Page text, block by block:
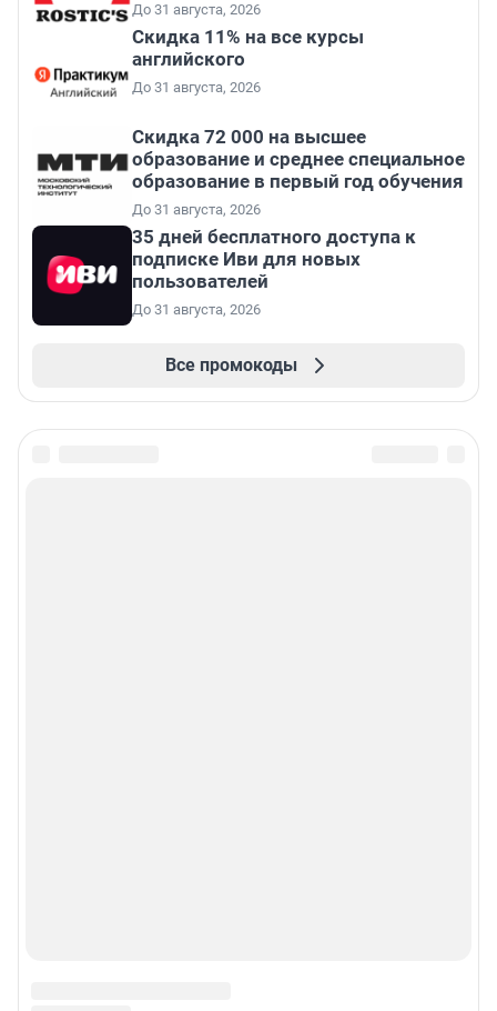
До 31 августа, 2026
Скидка 11% на все курсы
английского
До 31 августа, 2026
Скидка 72 000 на высшее
образование и среднее специальное
образование в первый год обучения
До 31 августа, 2026
35 дней бесплатного доступа к
подписке Иви для новых
пользователей
До 31 августа, 2026
Все промокоды